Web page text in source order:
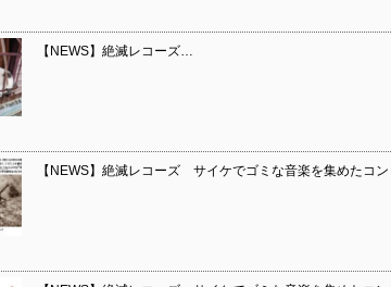
【NEWS】絶滅レコーズ…
【NEWS】絶滅レコーズ サイケでゴミな音楽を集めたコ